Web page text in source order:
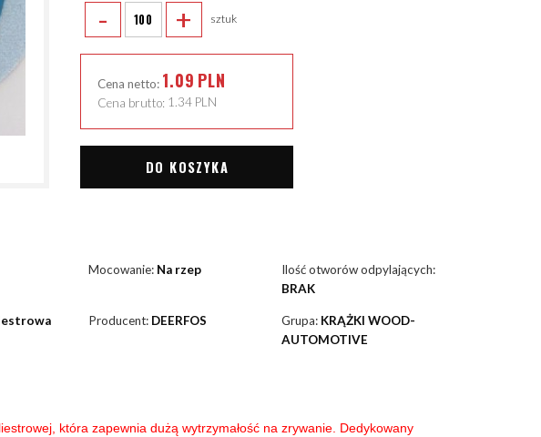
- + sztuk
Cena netto: 1.09 PLN
Cena brutto: 1.34 PLN
DO KOSZYKA
Mocowanie: Na rzep
Ilość otworów odpylających:
BRAK
Producent: DEERFOS Grupa: KRĄŻKI WOOD-
AUTOMOTIVE
która zapewnia dużą wytrzymałość na zrywanie. Dedykowany